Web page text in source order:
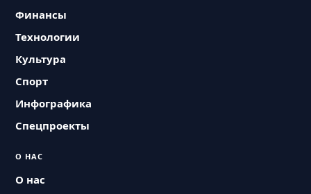
Финансы
Технологии
Культура
Спорт
Инфографика
Спецпроекты
О НАС
О нас